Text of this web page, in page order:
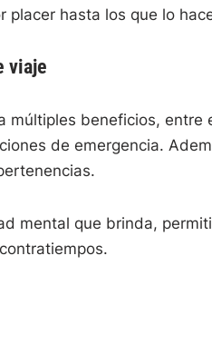
placer hasta los que lo
viaje
múltiples beneficios, entre
de emergencia.
mental que brinda,